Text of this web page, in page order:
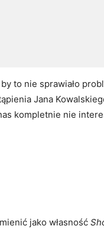
to nie sprawiało
Jana
kompletnie nie
jako własność